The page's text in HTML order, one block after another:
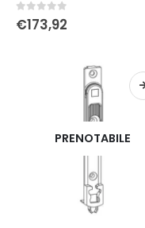
0Su 5
€173,92
PRENOTABILE